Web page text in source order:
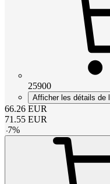
25900
Afficher les détails de
66.26 EUR
71.55 EUR
-7%